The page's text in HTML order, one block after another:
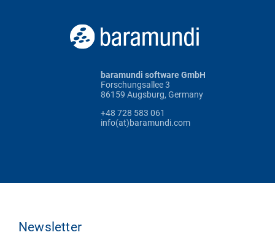
baramundi software GmbH
Forschungsallee 3
86159 Augsburg, Germany
+48 728 583 061
info(at)baramundi.com
Newsletter